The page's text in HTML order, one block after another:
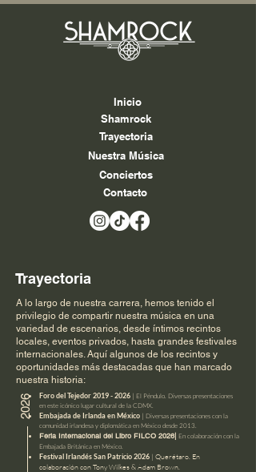
Shamrock
Trayectoria
Nuestra Música
Conciertos
Contacto
Inicio
Trayectoria
A lo largo de nuestra carrera, hemos tenido el
privilegio de compartir nuestra música en una
variedad de escenarios, desde íntimos recintos
locales, eventos privados, hasta grandes festivales
internacionales. Aquí algunos de los recintos y
oportunidades más destacadas que han marcado
nuestra historia:
2026 Foro del Tejedor2019 - 2026 | El Péndulo. Diversas presentaciones
en este icónico lugar cultural de la CDMX.
Embajada de Irlanda en México | Diversas presentaciones con la
comunidad irlandesa y diplomática en México desde 2013.
Feria Internacional del Libro FILCO 2026| En colaboración con la
Embajada Británica en México.
Festival Irlandés San Patricio 2026 | Querétaro. En
colaboración con Tony Wilkes & Adam Brown.